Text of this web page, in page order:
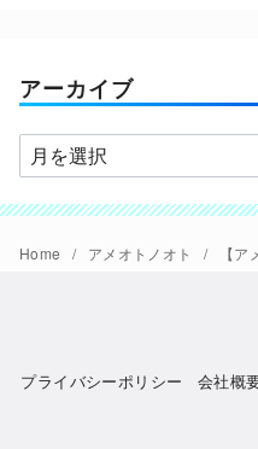
ー
アーカイブ
ア
ー
カ
イ
Home アメオトノオト 【ア
プライバシーポリシー 会社概